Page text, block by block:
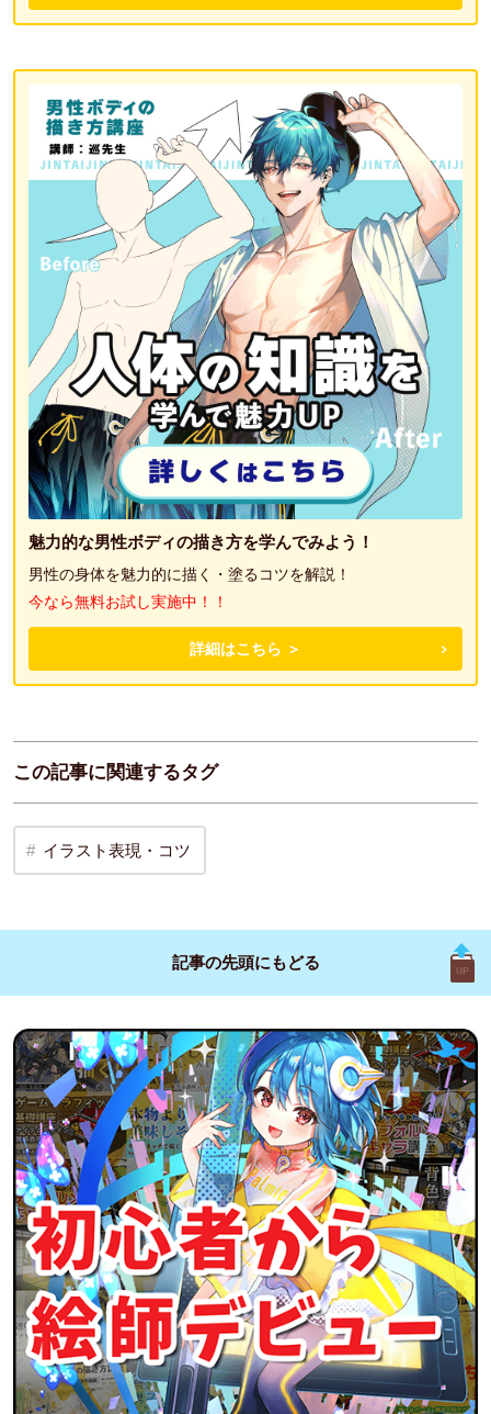
魅力的な男性ボディの描き方を学んでみよう！
男性の身体を魅力的に描く・塗るコツを解説！
今なら無料お試し実施中！！
詳細はこちら ＞
この記事に関連するタグ
イラスト表現・コツ
記事の先頭にもどる